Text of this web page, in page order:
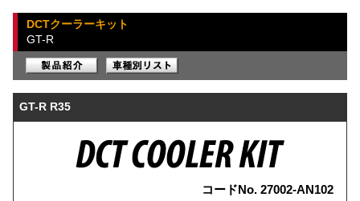
DCTクーラーキット
GT-R
GT-R R35
コードNo. 27002-AN102